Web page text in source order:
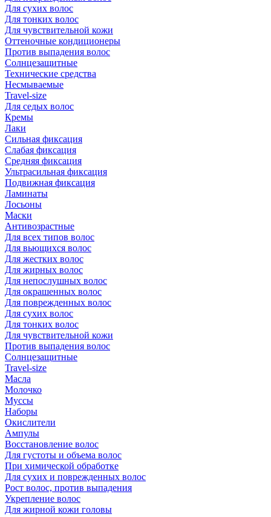
Для сухих волос
Для тонких волос
Для чувствительной кожи
Оттеночные кондиционеры
Против выпадения волос
Солнцезащитные
Технические средства
Несмываемые
Travel-size
Для седых волос
Кремы
Лаки
Сильная фиксация
Слабая фиксация
Средняя фиксация
Ультрасильная фиксация
Подвижная фиксация
Ламинаты
Лосьоны
Маски
Антивозрастные
Для всех типов волос
Для вьющихся волос
Для жестких волос
Для жирных волос
Для непослушных волос
Для окрашенных волос
Для поврежденных волос
Для сухих волос
Для тонких волос
Для чувствительной кожи
Против выпадения волос
Солнцезащитные
Travel-size
Масла
Молочко
Муссы
Наборы
Окислители
Ампулы
Восстановление волос
Для густоты и объема волос
При химической обработке
Для сухих и поврежденных волос
Рост волос, против выпадения
Укрепление волос
Для жирной кожи головы